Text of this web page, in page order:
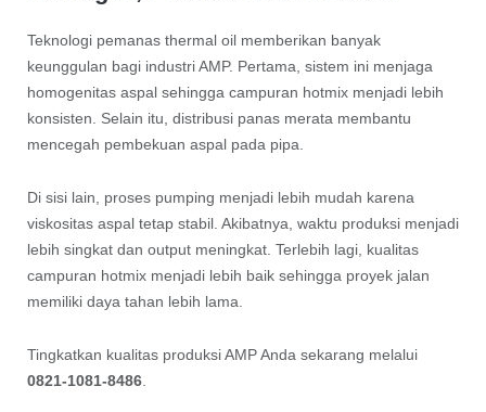
Teknologi pemanas thermal oil memberikan banyak
keunggulan bagi industri AMP. Pertama, sistem ini menjaga
homogenitas aspal sehingga campuran hotmix menjadi lebih
konsisten. Selain itu, distribusi panas merata membantu
mencegah pembekuan aspal pada pipa.
Di sisi lain, proses pumping menjadi lebih mudah karena
viskositas aspal tetap stabil. Akibatnya, waktu produksi menjadi
lebih singkat dan output meningkat. Terlebih lagi, kualitas
campuran hotmix menjadi lebih baik sehingga proyek jalan
memiliki daya tahan lebih lama.
Tingkatkan kualitas produksi AMP Anda sekarang melalui
0821-1081-8486.